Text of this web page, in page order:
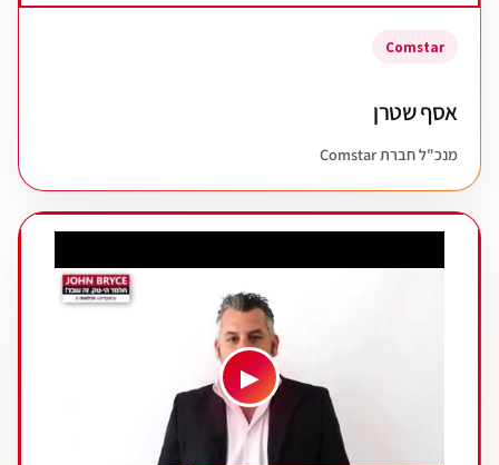
Comstar
אסף שטרן
מנכ"ל חברת Comstar
▶